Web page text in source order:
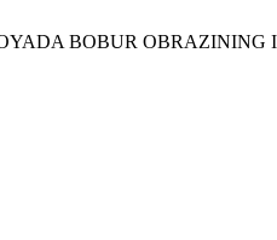
BOBUR